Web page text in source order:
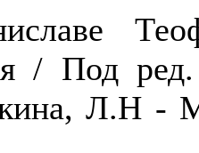
/ Под
Л.Н